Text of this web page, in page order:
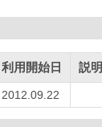
利用開始日 説明
2012.09.22